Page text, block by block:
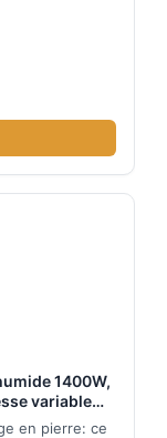
1400W,
variable
en pierre: ce